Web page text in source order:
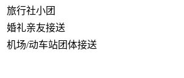
旅行社小团
婚礼亲友接送
机场/动车站团体接送